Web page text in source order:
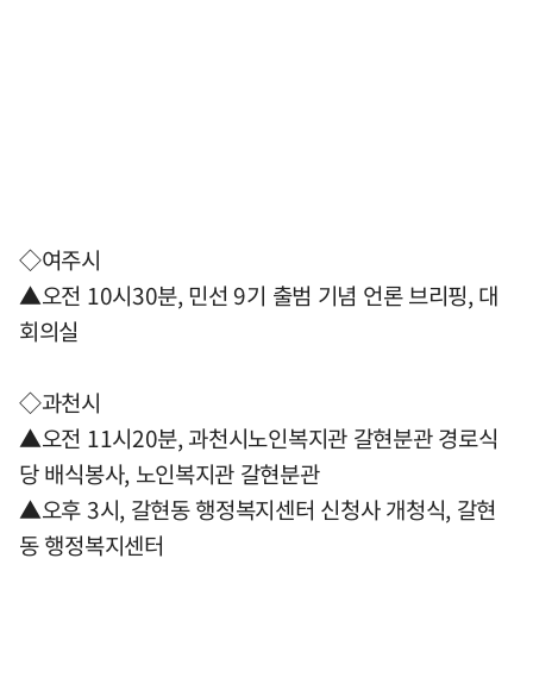
◇여주시
▲오전 10시30분, 민선 9기 출범 기념 언론 브리핑, 대
회의실
◇과천시
▲오전 11시20분, 과천시노인복지관 갈현분관 경로식
당 배식봉사, 노인복지관 갈현분관
▲오후 3시, 갈현동 행정복지센터 신청사 개청식, 갈현
동 행정복지센터